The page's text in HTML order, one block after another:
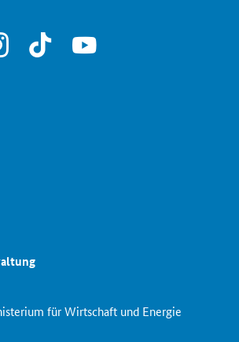
instagram tiktok youtube
für Wirtschaft und Energie